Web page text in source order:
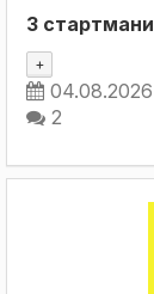
3 стартмани
+
04.08.2026
2